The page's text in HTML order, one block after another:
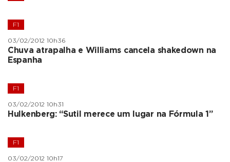
F1
03/02/2012 10h36
Chuva atrapalha e Williams cancela shakedown na
Espanha
F1
03/02/2012 10h31
Hulkenberg: “Sutil merece um lugar na Fórmula 1”
F1
03/02/2012 10h17